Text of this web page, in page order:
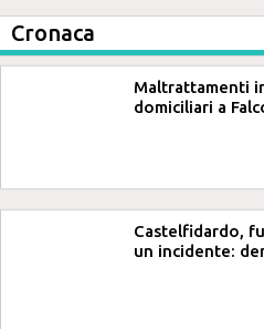
Cronaca
Maltrattamenti
domiciliari a
Castelfidardo,
un incidente: